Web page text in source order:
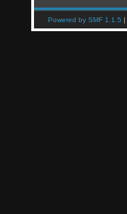
Powered by SMF 1.1.5 |